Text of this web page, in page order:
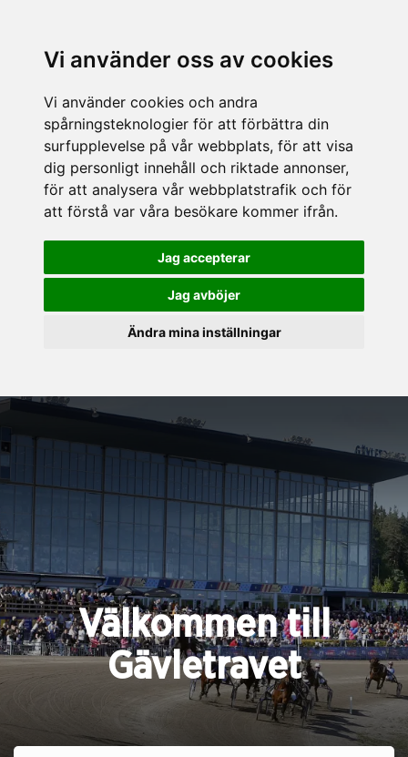
Vi använder oss av cookies
Vi använder cookies och andra
spårningsteknologier för att förbättra din
surfupplevelse på vår webbplats, för att visa
dig personligt innehåll och riktade annonser,
för att analysera vår webbplatstrafik och för
att förstå var våra besökare kommer ifrån.
Jag accepterar
Jag avböjer
Ändra mina inställningar
Välkommen till
Gävletravet